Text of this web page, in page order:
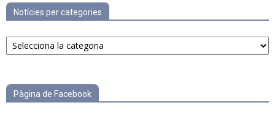
Notícies per categories
Notícies
per
Pàgina de Facebook